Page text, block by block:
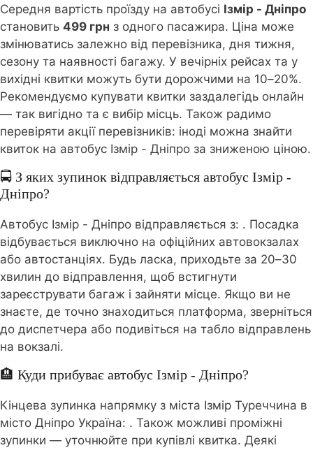
Середня вартість проїзду на автобусі Ізмір - Дніпро
становить 499 грн з одного пасажира. Ціна може
змінюватись залежно від перевізника, дня тижня,
сезону та наявності багажу. У вечірніх рейсах та у
вихідні квитки можуть бути дорожчими на 10–20%.
Рекомендуємо купувати квитки заздалегідь онлайн
— так вигідно та є вибір місць. Також радимо
перевіряти акції перевізників: іноді можна знайти
квиток на автобус Ізмір - Дніпро за зниженою ціною.
🚍 З яких зупинок відправляється автобус Ізмір -
Дніпро?
Автобус Ізмір - Дніпро відправляється з: . Посадка
відбувається виключно на офіційних автовокзалах
або автостанціях. Будь ласка, приходьте за 20–30
хвилин до відправлення, щоб встигнути
зареєструвати багаж і зайняти місце. Якщо ви не
знаєте, де точно знаходиться платформа, зверніться
до диспетчера або подивіться на табло відправлень
на вокзалі.
🏨 Куди прибуває автобус Ізмір - Дніпро?
Кінцева зупинка напрямку з міста Ізмір Туреччина в
місто Дніпро Україна: . Також можливі проміжні
зупинки — уточнюйте при купівлі квитка. Деякі